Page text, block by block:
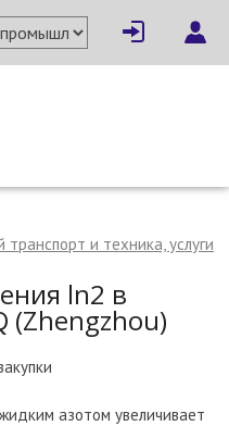
транспорт и техника, услуги
ln2 в
(Zhengzhou)
азотом увеличивает
Написать поставщику